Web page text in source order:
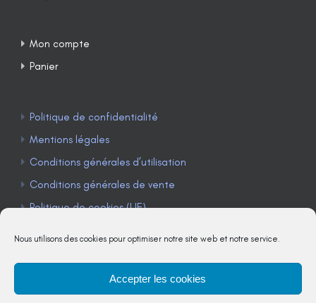
Nous utilisons des cookies pour optimiser notre site web et notre service.
Accepter les cookies
Mon compte
Panier
Politique de confidentialité
Mentions légales
Conditions générales d’utilisation
Conditions générales de vente
Politique de cookies (UE)
TÉLÉPHONE : 04 90 85 22 98